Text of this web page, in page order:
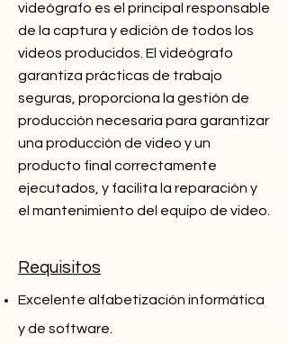
videógrafo es el principal responsable
de la captura y edición de todos los
videos producidos. El videógrafo
garantiza prácticas de trabajo
seguras, proporciona la gestión de
producción necesaria para garantizar
una producción de video y un
producto final correctamente
ejecutados, y facilita la reparación y
el mantenimiento del equipo de video.
Requisitos
Excelente alfabetización informática
y de software.